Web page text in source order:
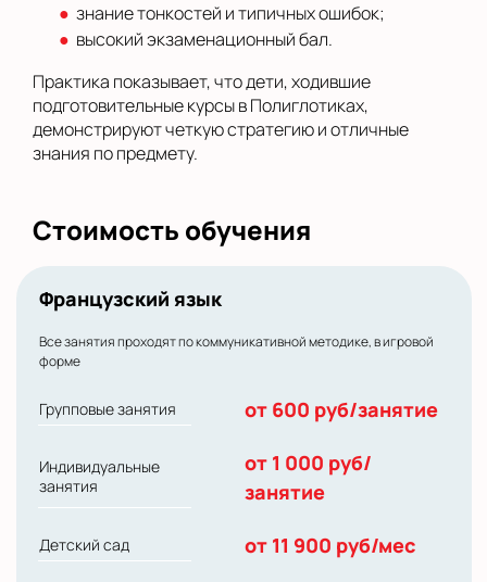
знание тонкостей и типичных ошибок;
высокий экзаменационный бал.
Практика показывает, что дети, ходившие
подготовительные курсы в Полиглотиках,
демонстрируют четкую стратегию и отличные
знания по предмету.
Стоимость обучения
Французский язык
Все занятия проходят по коммуникативной методике, в игровой
форме
Групповые занятия от 600 руб/занятие
Индивидуальные
занятия
от 1 000 руб/
занятие
Детский сад от 11 900 руб/мес